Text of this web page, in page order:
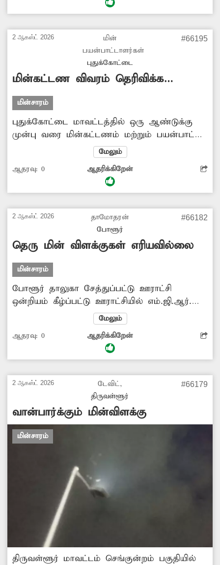
இதனால் பொதுமக்கள் நடமாட்டத்தின் போது
அபாயம் உள்ளது. எனவே, சேதமடைந்த
பழைய மின்கம்பத்தை அகற்றிவிட்டு புதிய
மின்கம்பம் அமைத்துத் தர சம்பந்தப்பட்ட
அதிகாரிகள் விரைந்து நடவடிக்கை எடுக்க
வேண்டும்.
2 ஆகஸ்ட் 2026
மின்
பயன்பாட்டாளர்கள்
புதுக்கோட்டை
#66195
மின்கட்டண விவரம் தெரிவிக்க
கோரிக்கை
மின்சாரம்
புதுக்கோட்டை மாவட்டத்தில் ஒரு ஆண்டுக்கு
முன்பு வரை மின்கட்டணம் மற்றும் பயன்பாட்டு
விவரங்கள் மின் அட்டையில் எழுதப்பட்டு வந்த
நிலையில், தற்போது செல்போனுக்கு வரும்
குறுந்தகவலில் முழுமையான விவரங்கள்
இடம்பெறுவது இல்லை. இதனால் எத்தனை
செலுத்த வேண்டிய தொகை போன்ற
விவரங்களை அறிய முடியாமல் பொதுமக்கள்
சிரமப்படுகின்றனர். எனவே, வழக்கம்போல் மின்
அட்டையில் விவரங்களை எழுதுவதோடு,
குறுந்தகவலில் மின்சார பயன்பாடு மற்றும்
கட்டண விவரங்களை முழுமையாக தெரிவிக்க
சம்பந்தப்பட்ட அதிகாரிகள்...
மேலும்
ஆதரவு: 0 ஆதரிக்கிறேன்
2 ஆகஸ்ட் 2026
தாமோதரன்
போளூர்
#66182
தெரு மின் விளக்குகள் எரியவில்லை
மின்சாரம்
போளூர் தாலுகா சேத்துப்பட்டு ஊராட்சி
ஒன்றியம் கீழ்ப்பட்டு ஊராட்சியில் எம்.ஜி.ஆர்.
தெரு வாத்தியார் கடை அருகில் முனிஸ்வரன்
கோவிலுக்கு செல்லும் சாலையில் தெரு மின்
விளக்குகள் எரியவில்லை. இரவில் மக்கள்
அச்சத்துடன் சென்று வர வேண்டி உள்ளது.
அதிகாரிகள் நடவடிக்கை எடுக்க வேண்டும்.
-தாமோதரன், கீழ்ப்பட்டு.
மேலும்
ஆதரவு: 0 ஆதரிக்கிறேன்
2 ஆகஸ்ட் 2026
டேவிட்,
திருவள்ளூர்
#66179
வான்பார்க்கும் மின்விளக்கு
மின்சாரம்
திருவள்ளூர் மாவட்டம் செங்குன்றம் பகுதியில்